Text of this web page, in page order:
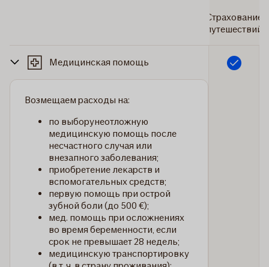
Страхование
путешествий
Медицинская помощь
Возмещаем расходы на:
по выборунеотложную
медицинскую помощь после
несчастного случая или
внезапного заболевания;
приобретение лекарств и
вспомогательных средств;
первую помощь при острой
зубной боли (до 500 €);
мед. помощь при осложнениях
во время беременности, если
срок не превышает 28 недель;
медицинскую транспортировку
Включено